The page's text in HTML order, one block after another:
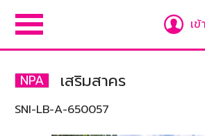
เ
NPA เสริมสาคร
SNI-LB-A-650057